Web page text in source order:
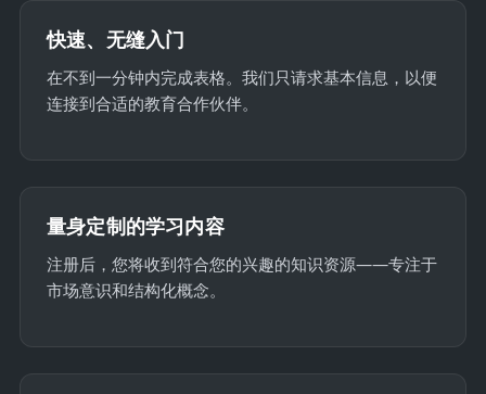
快速、无缝入门
在不到一分钟内完成表格。我们只请求基本信息，以便
连接到合适的教育合作伙伴。
量身定制的学习内容
注册后，您将收到符合您的兴趣的知识资源——专注于
市场意识和结构化概念。